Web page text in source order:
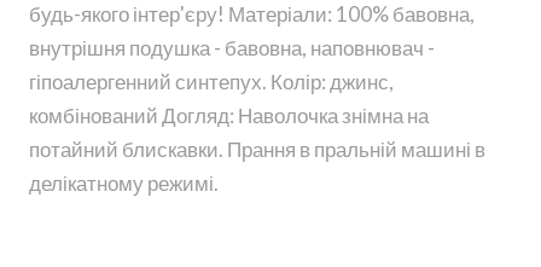
будь-якого інтер'єру! Матеріали: 100% бавовна,
внутрішня подушка - бавовна, наповнювач -
гіпоалергенний синтепух. Колір: джинс,
комбінований Догляд: Наволочка знімна на
потайний блискавки. Прання в пральній машині в
делікатному режимі.